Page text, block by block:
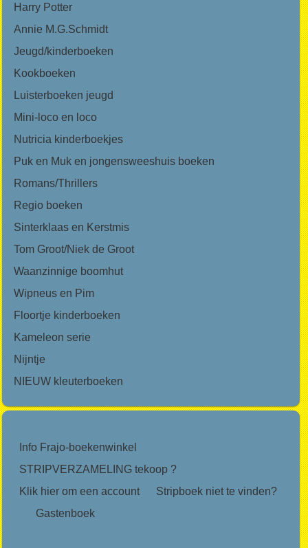
Harry Potter
Annie M.G.Schmidt
Jeugd/kinderboeken
Kookboeken
Luisterboeken jeugd
Mini-loco en loco
Nutricia kinderboekjes
Puk en Muk en jongensweeshuis boeken
Romans/Thrillers
Regio boeken
Sinterklaas en Kerstmis
Tom Groot/Niek de Groot
Waanzinnige boomhut
Wipneus en Pim
Floortje kinderboeken
Kameleon serie
Nijntje
NIEUW kleuterboeken
Info Frajo-boekenwinkel
STRIPVERZAMELING tekoop ?
Klik hier om een account
Stripboek niet te vinden?
Gastenboek